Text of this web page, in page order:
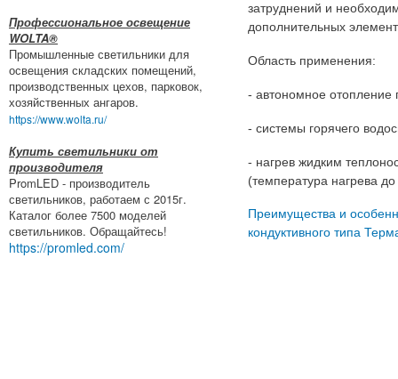
Профессиональное освещение
WOLTA®
Промышленные светильники для
освещения складских помещений,
производственных цехов, парковок,
хозяйственных ангаров.
https://www.wolta.ru/
Купить светильники от
производителя
PromLED - производитель
светильников, работаем с 2015г.
Каталог более 7500 моделей
светильников. Обращайтесь!
https://promled.com/
затруднений и
дополнительных
Область применения:
- автономное
- системы горячего
- нагрев жидким
(температура нагрева
Преимущества и
кондуктивного типа